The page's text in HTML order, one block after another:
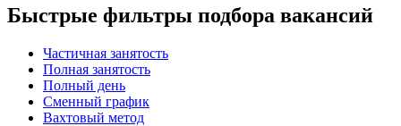
Быстрые фильтры подбора вакансий
Частичная занятость
Полная занятость
Полный день
Сменный график
Вахтовый метод